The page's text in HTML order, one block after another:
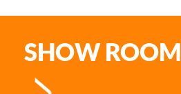
SHOW ROOM